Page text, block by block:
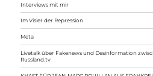
Interviews mit mir
Im Visier der Repression
Meta
Livetalk über Fakenews und Desinformation
Russland.tv